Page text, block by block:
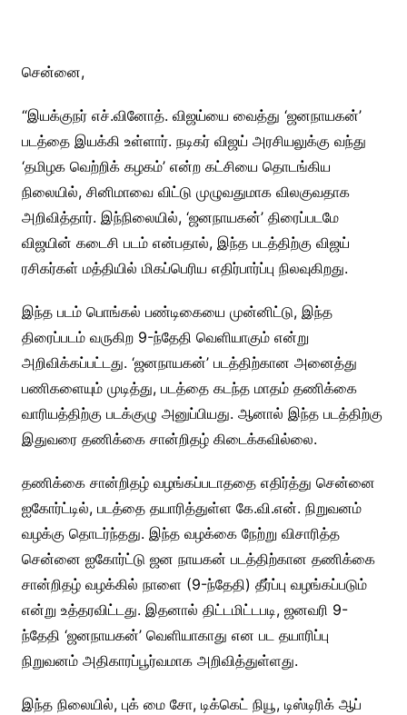
சென்னை,
“இயக்குநர் எச்.வினோத். விஜய்யை வைத்து ‘ஜனநாயகன்’
படத்தை இயக்கி உள்ளார். நடிகர் விஜய் அரசியலுக்கு வந்து
‘தமிழக வெற்றிக் கழகம்’ என்ற கட்சியை தொடங்கிய
நிலையில், சினிமாவை விட்டு முழுவதுமாக விலகுவதாக
அறிவித்தார். இந்நிலையில், ‘ஜனநாயகன்’ திரைப்படமே
விஜயின் கடைசி படம் என்பதால், இந்த படத்திற்கு விஜய்
ரசிகர்கள் மத்தியில் மிகப்பெரிய எதிர்பார்ப்பு நிலவுகிறது.
இந்த படம் பொங்கல் பண்டிகையை முன்னிட்டு, இந்த
திரைப்படம் வருகிற 9-ந்தேதி வெளியாகும் என்று
அறிவிக்கப்பட்டது. ‘ஜனநாயகன்’ படத்திற்கான அனைத்து
பணிகளையும் முடித்து, படத்தை கடந்த மாதம் தணிக்கை
வாரியத்திற்கு படக்குழு அனுப்பியது. ஆனால் இந்த படத்திற்கு
இதுவரை தணிக்கை சான்றிதழ் கிடைக்கவில்லை.
தணிக்கை சான்றிதழ் வழங்கப்படாததை எதிர்த்து சென்னை
ஐகோர்ட்டில், படத்தை தயாரித்துள்ள கே.வி.என். நிறுவனம்
வழக்கு தொடர்ந்தது. இந்த வழக்கை நேற்று விசாரித்த
சென்னை ஐகோர்ட்டு ஜன நாயகன் படத்திற்கான தணிக்கை
சான்றிதழ் வழக்கில் நாளை (9-ந்தேதி) தீர்ப்பு வழங்கப்படும்
என்று உத்தரவிட்டது. இதனால் திட்டமிட்டபடி, ஜனவரி 9-
ந்தேதி ‘ஜனநாயகன்’ வெளியாகாது என பட தயாரிப்பு
நிறுவனம் அதிகாரப்பூர்வமாக அறிவித்துள்ளது.
இந்த நிலையில், புக் மை சோ, டிக்கெட் நியூ, டிஸ்டிரிக் ஆப்